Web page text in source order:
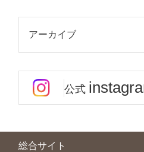
アーカイブ
公式
総合サイト